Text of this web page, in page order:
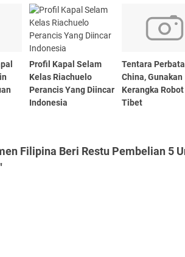
Profil Kapal Selam
Kelas Riachuelo
Perancis Yang Diincar
Indonesia
Tentara
China, Gunakan
Kerangka Robot
Tibet
Filipina Beri Restu Pembelian 5